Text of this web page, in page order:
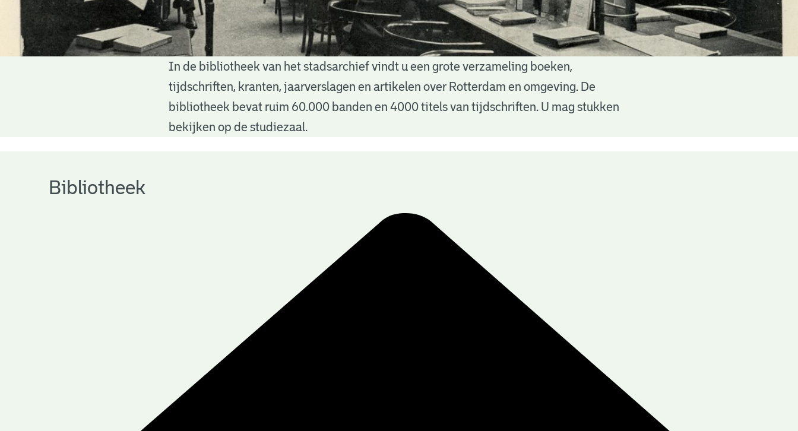
In de bibliotheek van het stadsarchief vindt u een grote verzameling boeken,
tijdschriften, kranten, jaarverslagen en artikelen over Rotterdam en omgeving. De
bibliotheek bevat ruim 60.000 banden en 4000 titels van tijdschriften. U mag stukken
bekijken op de studiezaal.
Bibliotheek